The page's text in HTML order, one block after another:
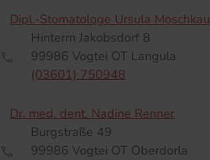
Dipl.-Stomatologe Ursula Moschkau
Hinterm Jakobsdorf 8
99986 Vogtei OT Langula
(03601) 750948
Dr. med. dent. Nadine Renner
Burgstraße 49
99986 Vogtei OT Oberdorla